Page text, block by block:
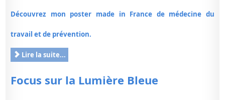
Découvrez mon poster made in France de médecine du
travail et de prévention.
Lire la suite...
Focus sur la Lumière Bleue